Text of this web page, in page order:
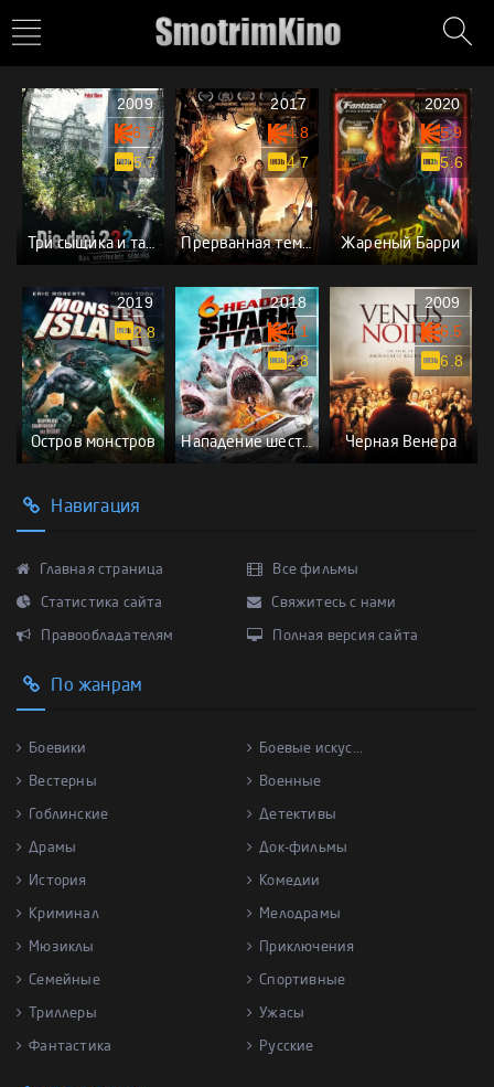
Три сыщика и тайна замка ужасов
2009
6.7
5.7
Прерванная темнота
2017
4.8
4.7
Жареный Барри
2020
5.9
5.6
Остров монстров
2019
2.8
Нападение шестиглавой акулы
2018
4.1
2.8
Черная Венера
2009
6.5
6.8
Навигация
Главная страница Все фильмы
Статистика сайта Свяжитесь с нами
Правообладателям Полная версия сайта
По жанрам
Боевики Боевые искус...
Вестерны Военные
Гоблинские Детективы
Драмы Док-фильмы
История Комедии
Криминал Мелодрамы
Мюзиклы Приключения
Семейные Спортивные
Триллеры Ужасы
Фантастика Русские